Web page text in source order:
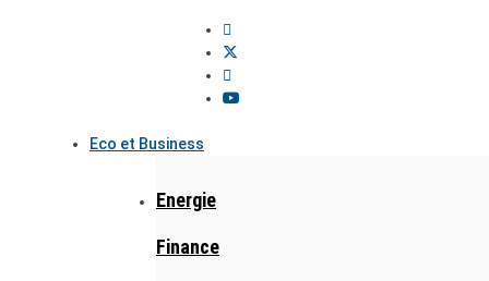
Eco et Business
Energie
Finance